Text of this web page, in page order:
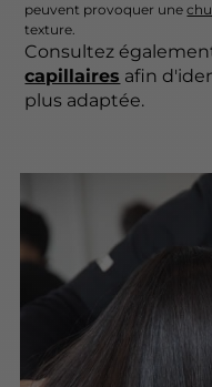
peuvent provoquer une
texture.
Consultez
capillaires afin
plus adaptée.